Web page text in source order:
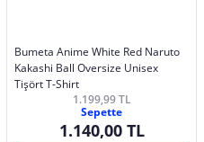
Bumeta Anime White Red Naruto
Kakashi Ball Oversize Unisex
Tişört T-Shirt
1.199,99 TL
Sepette
1.140,00 TL